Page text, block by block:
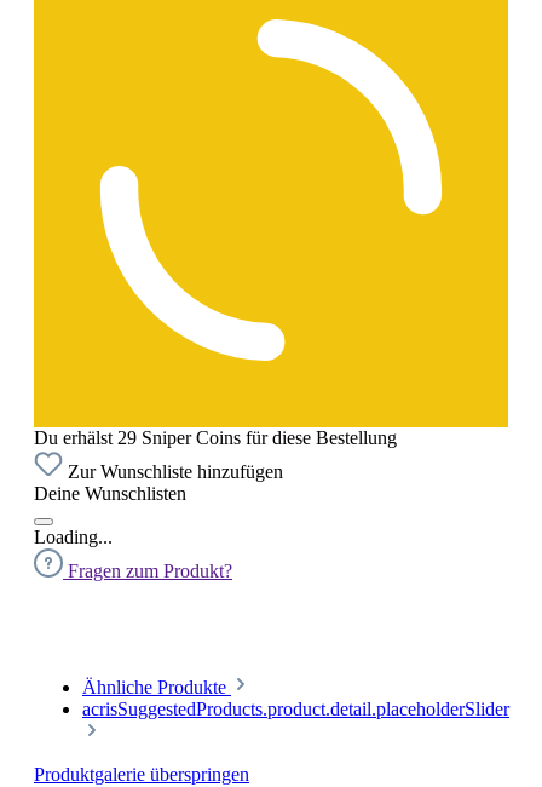
Du erhälst 29 Sniper Coins für diese Bestellung
Zur Wunschliste hinzufügen
Deine Wunschlisten
Loading...
Fragen zum Produkt?
Ähnliche Produkte
acrisSuggestedProducts.product.detail.placeholderSlider
Produktgalerie überspringen